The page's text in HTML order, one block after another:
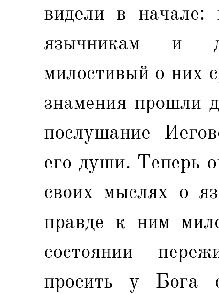
видели в
язычникам и
милостивый о них
знамения прошли
послушание
его души. Теперь
своих мыслях о
правде к ним
состоянии
просить у Бога